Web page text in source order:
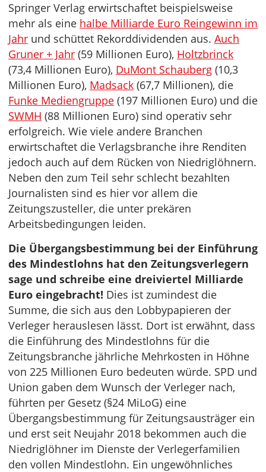
Springer Verlag erwirtschaftet beispielsweise
mehr als eine halbe Milliarde Euro Reingewinn im
Jahr und schüttet Rekorddividenden aus. Auch
Gruner + Jahr (59 Millionen Euro), Holtzbrinck
(73,4 Millionen Euro), DuMont Schauberg (10,3
Millionen Euro), Madsack (67,7 Millionen), die
Funke Mediengruppe (197 Millionen Euro) und die
SWMH (88 Millionen Euro) sind operativ sehr
erfolgreich. Wie viele andere Branchen
erwirtschaftet die Verlagsbranche ihre Renditen
jedoch auch auf dem Rücken von Niedriglöhnern.
Neben den zum Teil sehr schlecht bezahlten
Journalisten sind es hier vor allem die
Zeitungszusteller, die unter prekären
Arbeitsbedingungen leiden.
Die Übergangsbestimmung bei der Einführung
des Mindestlohns hat den Zeitungsverlegern
sage und schreibe eine dreiviertel Milliarde
Euro eingebracht! Dies ist zumindest die
Summe, die sich aus den Lobbypapieren der
Verleger herauslesen lässt. Dort ist erwähnt, dass
die Einführung des Mindestlohns für die
Zeitungsbranche jährliche Mehrkosten in Höhne
von 225 Millionen Euro bedeuten würde. SPD und
Union gaben dem Wunsch der Verleger nach,
führten per Gesetz (§24 MiLoG) eine
Übergangsbestimmung für Zeitungsausträger ein
und erst seit Neujahr 2018 bekommen auch die
Niedriglöhner im Dienste der Verlegerfamilien
den vollen Mindestlohn. Ein ungewöhnliches